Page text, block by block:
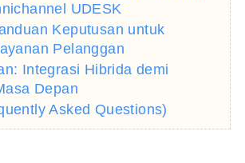
UDESK
Keputusan untuk
Pelanggan
Integrasi Hibrida demi
Depan
Asked Questions)